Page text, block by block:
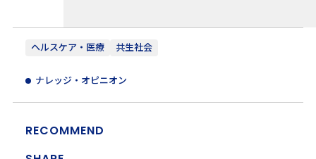
ヘルスケア・医療 共生社会
ナレッジ・オピニオン
RECOMMEND